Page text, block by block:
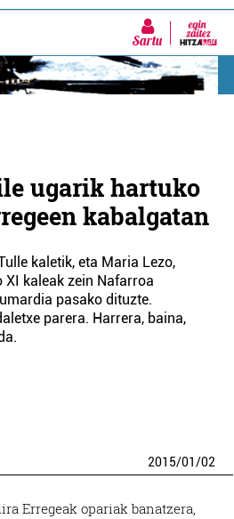
Sartu
ugarik hartuko
kabalgatan
kaletik, eta Maria Lezo,
XI kaleak zein Nafarroa
pasako dituzte.
parera. Harrera, baina,
2015/01/02
Erregeak opariak banatzera,